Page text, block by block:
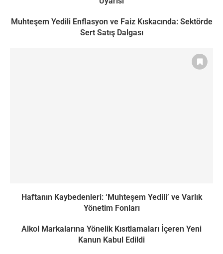
Muhteşem Yedili Enflasyon ve Faiz Kıskacında: Sektörde
Sert Satış Dalgası
Haftanın Kaybedenleri: ‘Muhteşem Yedili’ ve Varlık
Yönetim Fonları
Alkol Markalarına Yönelik Kısıtlamaları İçeren Yeni
Kanun Kabul Edildi